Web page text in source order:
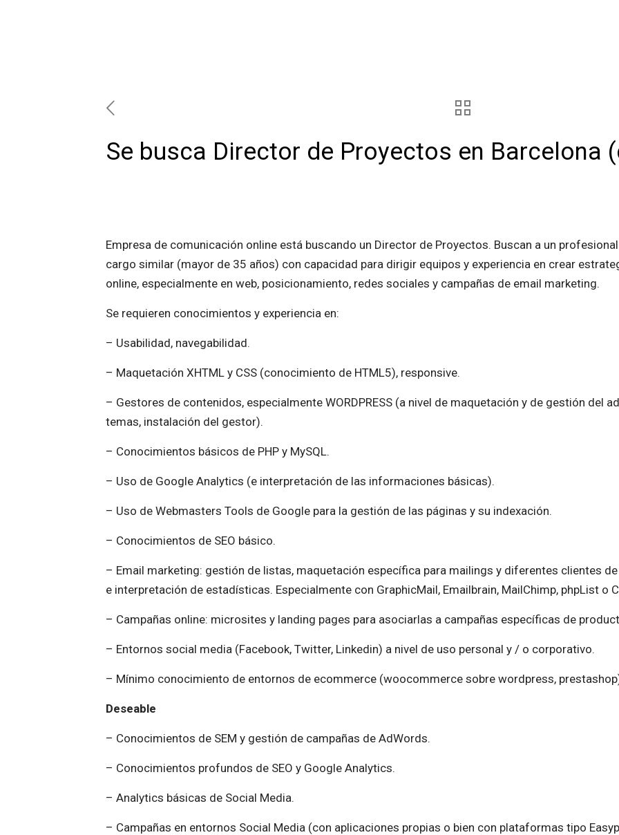
Se busca Director de Proyectos en Barcelona
Empresa de comunicación online está buscando un Director de Proyectos. Buscan a un
cargo similar (mayor de 35 años) con capacidad para dirigir equipos y experiencia en crear
online, especialmente en web, posicionamiento, redes sociales y campañas de email marketing.
Se requieren conocimientos y experiencia en:
– Usabilidad, navegabilidad.
– Maquetación XHTML y CSS (conocimiento de HTML5), responsive.
– Gestores de contenidos, especialmente WORDPRESS (a nivel de maquetación y de gestión del
temas, instalación del gestor).
– Conocimientos básicos de PHP y MySQL.
– Uso de Google Analytics (e interpretación de las informaciones básicas).
– Uso de Webmasters Tools de Google para la gestión de las páginas y su indexación.
– Conocimientos de SEO básico.
– Email marketing: gestión de listas, maquetación específica para mailings y diferentes clientes
e interpretación de estadísticas. Especialmente con GraphicMail, Emailbrain, MailChimp, phpList o
– Campañas online: microsites y landing pages para asociarlas a campañas específicas de
– Entornos social media (Facebook, Twitter, Linkedin) a nivel de uso personal y / o corporativo.
– Mínimo conocimiento de entornos de ecommerce (woocommerce sobre wordpress,
Deseable
– Conocimientos de SEM y gestión de campañas de AdWords.
– Conocimientos profundos de SEO y Google Analytics.
– Analytics básicas de Social Media.
– Campañas en entornos Social Media (con aplicaciones propias o bien con plataformas tipo